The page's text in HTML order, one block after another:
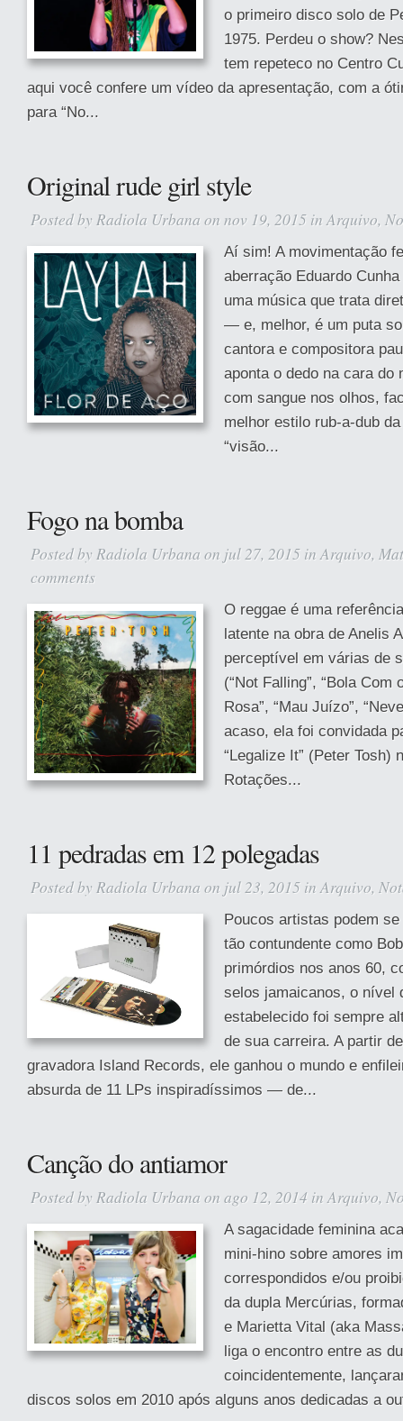
o primeiro disco solo de
1975. Perdeu o show?
tem repeteco no Centro
aqui você confere um vídeo da apresentação, com a
para “No...
Original rude girl style
Posted by Radiola Urbana on nov 19, 2015 inArquivo,
Aí sim! A movimentação
aberração Eduardo
uma música que trata
— e, melhor, é um puta
cantora e compositora
aponta o dedo na cara do
com sangue nos olhos,
melhor estilo rub-a-dub
“visão...
Fogo na bomba
Posted by Radiola Urbana on jul 27, 2015 inArquivo,
comments
O reggae é uma
latente na obra de Anelis
perceptível em várias de
(“Not Falling”, “Bola Com
Rosa”, “Mau Juízo”,
acaso, ela foi convidada
“Legalize It” (Peter Tosh)
Rotações...
11 pedradas em 12 polegadas
Posted by Radiola Urbana on jul 23, 2015 inArquivo,
Poucos artistas podem
tão contundente como
primórdios nos anos 60,
selos jamaicanos, o nível
estabelecido foi sempre
de sua carreira. A partir
gravadora Island Records, ele ganhou o mundo e
absurda de 11 LPs inspiradíssimos — de...
Canção do antiamor
Posted by Radiola Urbana on ago 12, 2014 inArquivo,
A sagacidade feminina
mini-hino sobre amores
correspondidos e/ou
da dupla Mercúrias,
e Marietta Vital (aka
liga o encontro entre as
coincidentemente,
discos solos em 2010 após alguns anos dedicadas a